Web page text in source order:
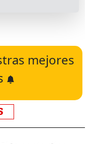
mejores